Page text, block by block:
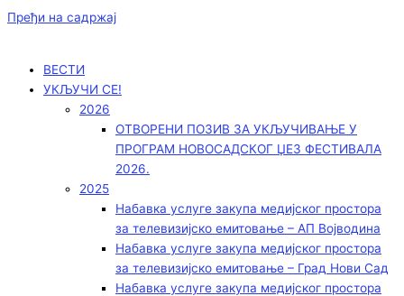
Пређи на садржај
ВЕСТИ
УКЉУЧИ СЕ!
2026
ОТВОРЕНИ ПОЗИВ ЗА УКЉУЧИВАЊЕ У
ПРОГРАМ НОВОСАДСКОГ ЏЕЗ ФЕСТИВАЛА
2026.
2025
Набавка услуге закупа медијског простора
за телевизијско емитовање – АП Војводинa
Набавка услуге закупа медијског простора
за телевизијско емитовање – Град Нови Сад
Набавка услуге закупа медијског простора